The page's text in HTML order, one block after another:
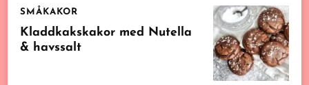
SMÅKAKOR
Kladdkakskakor med Nutella
& havssalt